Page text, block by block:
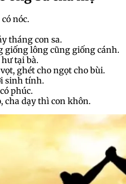
nóc.
tháng con sa.
giống lông cũng giống cánh.
tại bà.
ghét cho ngọt cho bùi.
sinh tính.
phúc.
cha dạy thì con khôn.